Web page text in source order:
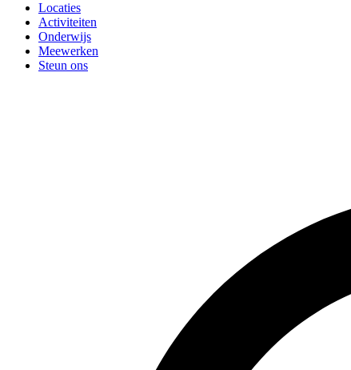
Locaties
Activiteiten
Onderwijs
Meewerken
Steun ons